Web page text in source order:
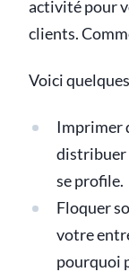
activité pour
clients.
Voici quelques
Imprimer
distribuer
se profile.
Floquer
votre
pourquoi